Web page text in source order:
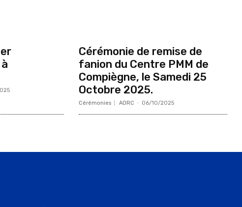
Cérémonie de remise de
fanion du Centre PMM de
Compiègne, le Samedi 25
Octobre 2025.
Cérémonies AORC - 06/10/2025